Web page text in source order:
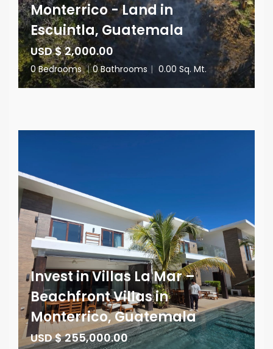
Monterrico - Land in
Escuintla, Guatemala
USD $ 2,000.00
0 Bedrooms | 0 Bathrooms | 0.00 Sq. Mt.
Invest in Villas La Mar –
Beachfront Villas in
Monterrico, Guatemala
USD $ 255,000.00